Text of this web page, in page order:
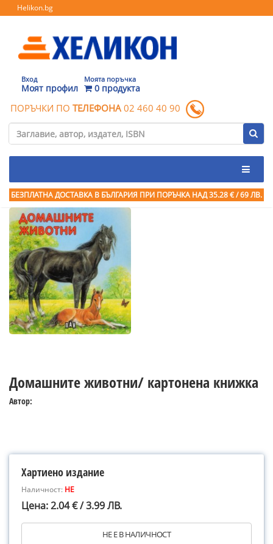
Helikon.bg
Вход
Моят профил
Моята поръчка
0 продукта
ПОРЪЧКИ ПО ТЕЛЕФОНА 02 460 40 90
БЕЗПЛАТНА ДОСТАВКА В БЪЛГАРИЯ ПРИ ПОРЪЧКА НАД 35.28 € / 69 ЛВ.
Домашните животни/ картонена книжка
Автор:
Хартиено издание
Наличност: НЕ
Цена: 2.04 € / 3.99 ЛВ.
НЕ Е В НАЛИЧНОСТ